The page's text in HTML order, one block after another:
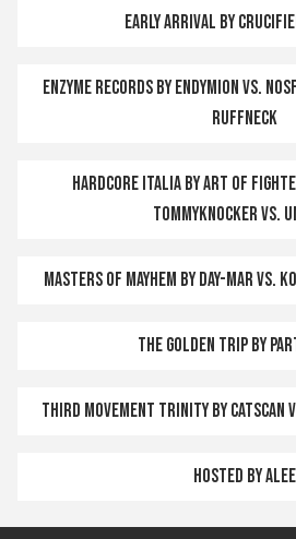
Early Arrival by
Enzyme Records by Endymion vs.
Ruffneck
Hardcore Italia by Art of
Tommyknocker vs.
Masters of Mayhem by Day-Mar vs.
The Golden Trip by
Third Movement Trinity by Catscan
Hosted by Alee